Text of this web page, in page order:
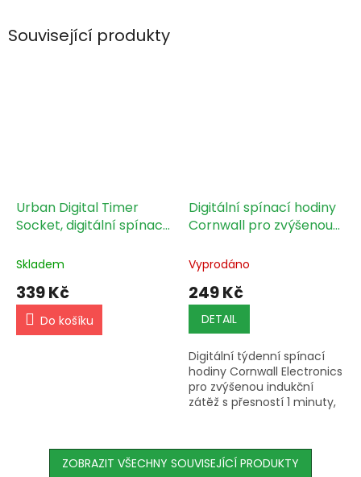
Související produkty
Urban Digital Timer
Socket, digitální spínací
Skladem
339 Kč
Do košíku
Digitální spínací hodiny
Cornwall pro zvýšenou
Vyprodáno
249 Kč
DETAIL
Digitální týdenní spínací
hodiny Cornwall Electronics
pro zvýšenou indukční
zátěž s přesností 1 minuty,
Random, max. spínaný
výkon...
ZOBRAZIT VŠECHNY SOUVISEJÍCÍ PRODUKTY